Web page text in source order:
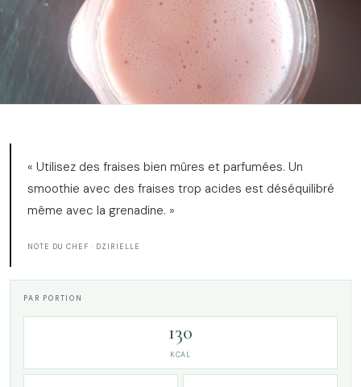
« Utilisez des fraises bien mûres et parfumées. Un
smoothie avec des fraises trop acides est déséquilibré
même avec la grenadine. »
NOTE DU CHEF · DZIRIELLE
PAR PORTION
130
KCAL